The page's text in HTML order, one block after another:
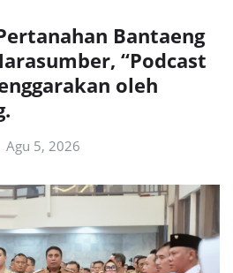
Bantaeng
“Podcast
oleh
Agu 5, 2026